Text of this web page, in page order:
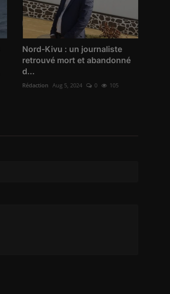
Nord-Kivu : un journaliste
retrouvé mort et abandonné
d...
Rédaction Aug 5, 2024 0 105